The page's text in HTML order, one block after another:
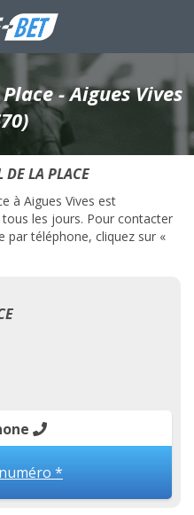
- Aigues Vives
DE LA PLACE
à Aigues Vives est
les jours. Pour contacter
par téléphone, cliquez sur «
*